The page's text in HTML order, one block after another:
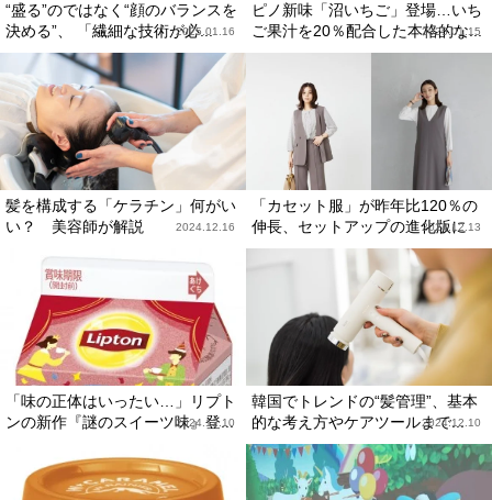
“盛る”のではなく“顔のバランスを
決める”、 「繊細な技術が必...
2025.01.16
ピノ新味「沼いちご」登場…いち
ご果汁を20％配合した本格的な...
2025.01.15
髪を構成する「ケラチン」何がい
い？ 美容師が解説
2024.12.16
「カセット服」が昨年比120％の
伸長、セットアップの進化版に
2024.12.13
「味の正体はいったい…」リプト
ンの新作『謎のスイーツ味』登...
2024.12.10
韓国でトレンドの“髪管理”、基本
的な考え方やケアツールまで...
2024.12.10